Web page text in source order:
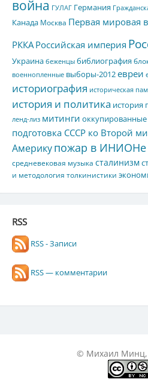
война ГУЛАГ Германия
Канада Москва Первая мировая
РККА Российская империя
Украина беженцы библиография
военнопленные выборы-2012евреи
историография историческая
история и политика история
ленд-лиз митинги оккупированные
подготовка СССР ко Второй
Америкупожар в ИНИОНе
средневековая музыка сталинизм
и методология толкинистики
RSS
RSS - Записи
RSS — комментарии
© Михаил Минц,